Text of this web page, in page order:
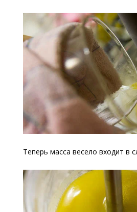
Теперь масса весело входит в